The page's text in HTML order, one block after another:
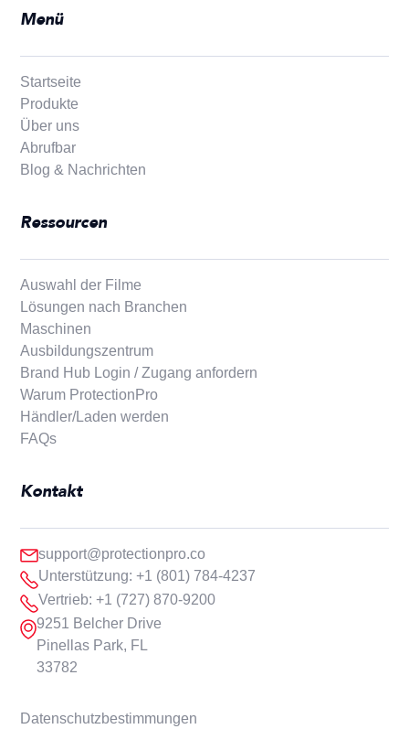
Menü
Startseite
Produkte
Über uns
Abrufbar
Blog & Nachrichten
Ressourcen
Auswahl der Filme
Lösungen nach Branchen
Maschinen
Ausbildungszentrum
Brand Hub Login / Zugang anfordern
Warum ProtectionPro
Händler/Laden werden
FAQs
Kontakt
support@protectionpro.co
Unterstützung: +1 (801) 784-4237
Vertrieb: +1 (727) 870-9200
9251 Belcher Drive
Pinellas Park, FL
33782
Datenschutzbestimmungen